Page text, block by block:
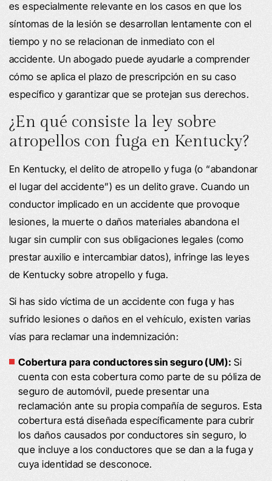
es especialmente relevante en los casos en que los
síntomas de la lesión se desarrollan lentamente con el
tiempo y no se relacionan de inmediato con el
accidente. Un abogado puede ayudarle a comprender
cómo se aplica el plazo de prescripción en su caso
específico y garantizar que se protejan sus derechos.
¿En qué consiste la ley sobre
atropellos con fuga en Kentucky?
En Kentucky, el delito de atropello y fuga (o “abandonar
el lugar del accidente”) es un delito grave. Cuando un
conductor implicado en un accidente que provoque
lesiones, la muerte o daños materiales abandona el
lugar sin cumplir con sus obligaciones legales (como
prestar auxilio e intercambiar datos), infringe las leyes
de Kentucky sobre atropello y fuga.
Si has sido víctima de un accidente con fuga y has
sufrido lesiones o daños en el vehículo, existen varias
vías para reclamar una indemnización:
Cobertura para conductores sin seguro (UM):Si
cuenta con esta cobertura como parte de su póliza de
seguro de automóvil, puede presentar una
reclamación ante su propia compañía de seguros. Esta
cobertura está diseñada específicamente para cubrir
los daños causados por conductores sin seguro, lo
que incluye a los conductores que se dan a la fuga y
cuya identidad se desconoce.